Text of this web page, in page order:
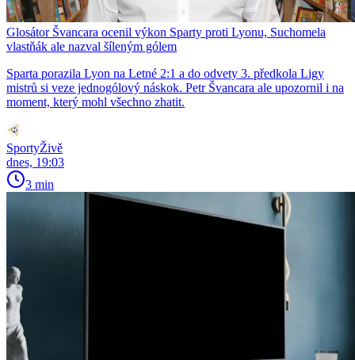
Glosátor Švancara ocenil výkon Sparty proti Lyonu, Suchomela
vlastňák ale nazval šíleným gólem
Sparta porazila Lyon na Letné 2:1 a do odvety 3. předkola Ligy
mistrů si veze jednogólový náskok. Petr Švancara ale upozornil i na
moment, který mohl všechno zhatit.
SportyŽivě
dnes, 19:03
3 min